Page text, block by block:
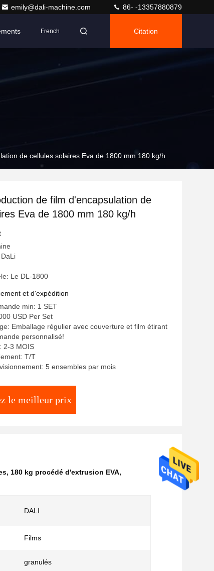
emily@dali-machine.com 86- -13357880879
French Citation
de cellules solaires Eva de 1800 mm 180 kg/h
de film d'encapsulation de
Eva de 1800 mm 180 kg/h
Le DL-1800
et d'expédition
min: 1 SET
USD Per Set
Emballage régulier avec couverture et film étirant
personnalisé!
2-3 MOIS
T/T
5 ensembles par mois
le meilleur prix
, 180 kg procédé d'extrusion EVA,
DALI
Films
granulés